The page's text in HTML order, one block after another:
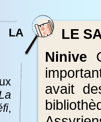
LA
,
LE
Ninive
avait